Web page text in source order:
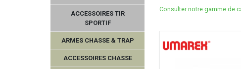
ACCESSOIRES TIR
SPORTIF
ARMES CHASSE & TRAP
ACCESSOIRES CHASSE
Consulter notre gamme de